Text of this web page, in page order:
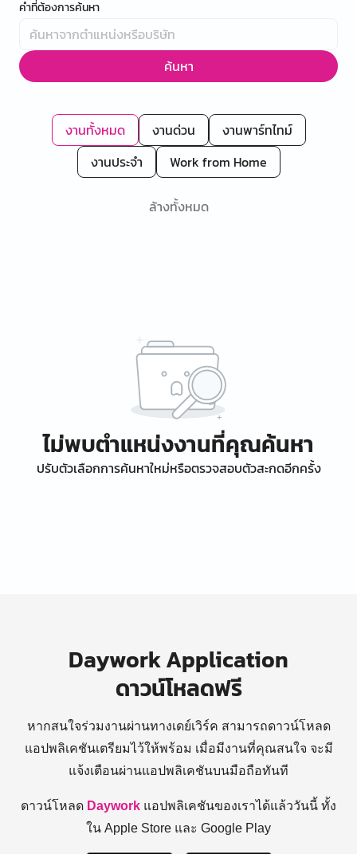
คำที่ต้องการค้นหา
ค้นหา
งานทั้งหมด งานด่วน
งานพาร์ทไทม์
งานประจำ
Work from Home
ล้างทั้งหมด
ไม่พบตำแหน่งงานที่คุณค้นหา
ปรับตัวเลือกการค้นหาใหม่หรือตรวจสอบตัวสะกดอีกครั้ง
Daywork Application
ดาวน์โหลดฟรี
หากสนใจร่วมงานผ่านทางเดย์เวิร์ค สามารถดาวน์โหลด
แอปพลิเคชันเตรียมไว้ให้พร้อม เมื่อมีงานที่คุณสนใจ จะมี
แจ้งเตือนผ่านแอปพลิเคชันบนมือถือทันที
ดาวน์โหลด Daywork แอปพลิเคชันของเราได้แล้ววันนี้ ทั้ง
ใน Apple Store และ Google Play